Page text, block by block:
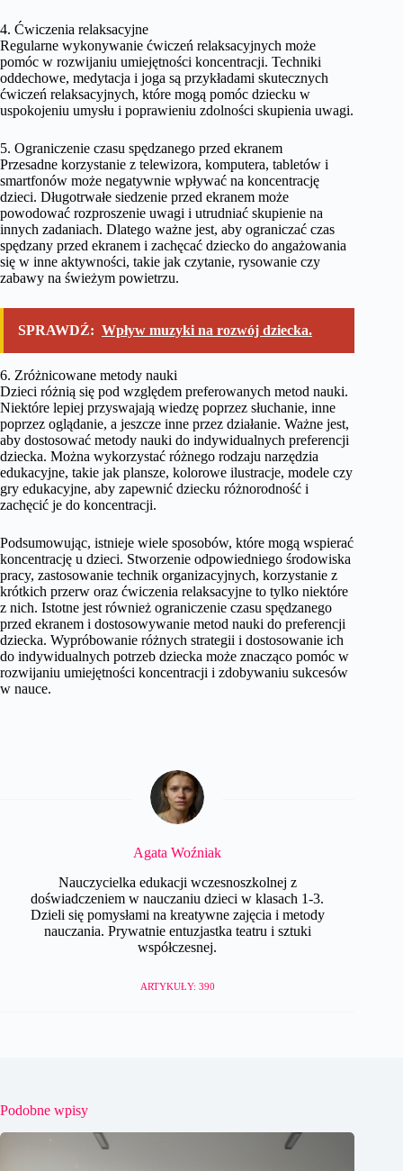
4. Ćwiczenia relaksacyjne
Regularne wykonywanie ćwiczeń relaksacyjnych może
pomóc w rozwijaniu umiejętności koncentracji. Techniki
oddechowe, medytacja i joga są przykładami skutecznych
ćwiczeń relaksacyjnych, które mogą pomóc dziecku w
uspokojeniu umysłu i poprawieniu zdolności skupienia uwagi.
5. Ograniczenie czasu spędzanego przed ekranem
Przesadne korzystanie z telewizora, komputera, tabletów i
smartfonów może negatywnie wpływać na koncentrację
dzieci. Długotrwałe siedzenie przed ekranem może
powodować rozproszenie uwagi i utrudniać skupienie na
innych zadaniach. Dlatego ważne jest, aby ograniczać czas
spędzany przed ekranem i zachęcać dziecko do angażowania
się w inne aktywności, takie jak czytanie, rysowanie czy
zabawy na świeżym powietrzu.
SPRAWDŹ: Wpływ muzyki na rozwój dziecka.
6. Zróżnicowane metody nauki
Dzieci różnią się pod względem preferowanych metod nauki.
Niektóre lepiej przyswajają wiedzę poprzez słuchanie, inne
poprzez oglądanie, a jeszcze inne przez działanie. Ważne jest,
aby dostosować metody nauki do indywidualnych preferencji
dziecka. Można wykorzystać różnego rodzaju narzędzia
edukacyjne, takie jak plansze, kolorowe ilustracje, modele czy
gry edukacyjne, aby zapewnić dziecku różnorodność i
zachęcić je do koncentracji.
Podsumowując, istnieje wiele sposobów, które mogą wspierać
koncentrację u dzieci. Stworzenie odpowiedniego środowiska
pracy, zastosowanie technik organizacyjnych, korzystanie z
krótkich przerw oraz ćwiczenia relaksacyjne to tylko niektóre
z nich. Istotne jest również ograniczenie czasu spędzanego
przed ekranem i dostosowywanie metod nauki do preferencji
dziecka. Wypróbowanie różnych strategii i dostosowanie ich
do indywidualnych potrzeb dziecka może znacząco pomóc w
rozwijaniu umiejętności koncentracji i zdobywaniu sukcesów
w nauce.
Agata Woźniak
Nauczycielka edukacji wczesnoszkolnej z
doświadczeniem w nauczaniu dzieci w klasach 1-3.
Dzieli się pomysłami na kreatywne zajęcia i metody
nauczania. Prywatnie entuzjastka teatru i sztuki
współczesnej.
ARTYKUŁY: 390
Podobne wpisy